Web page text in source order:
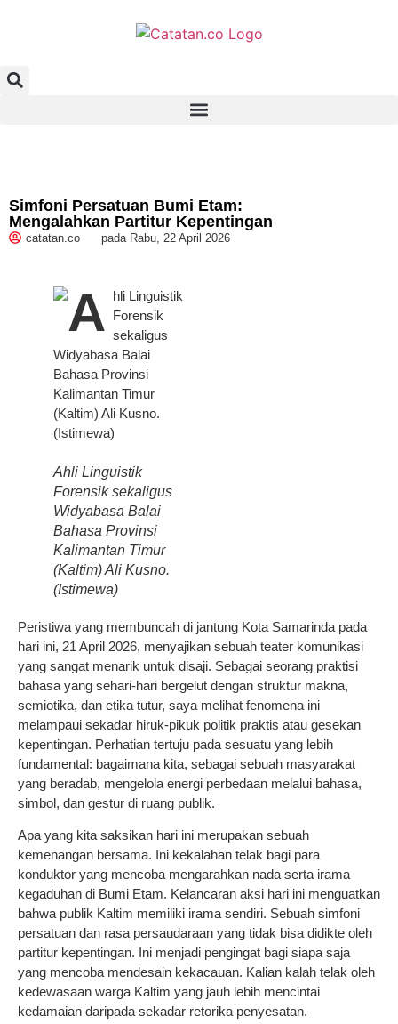
Simfoni Persatuan Bumi Etam:
Mengalahkan Partitur Kepentingan
catatan.co pada Rabu, 22 April 2026
Ahli Linguistik
Forensik sekaligus
Widyabasa Balai
Bahasa Provinsi
Kalimantan Timur
(Kaltim) Ali Kusno.
(Istimewa)
Peristiwa yang membuncah di jantung Kota Samarinda pada
hari ini, 21 April 2026, menyajikan sebuah teater komunikasi
yang sangat menarik untuk disaji. Sebagai seorang praktisi
bahasa yang sehari-hari bergelut dengan struktur makna,
semiotika, dan etika tutur, saya melihat fenomena ini
melampaui sekadar hiruk-pikuk politik praktis atau gesekan
kepentingan. Perhatian tertuju pada sesuatu yang lebih
fundamental: bagaimana kita, sebagai sebuah masyarakat
yang beradab, mengelola energi perbedaan melalui bahasa,
simbol, dan gestur di ruang publik.
Apa yang kita saksikan hari ini merupakan sebuah
kemenangan bersama. Ini kekalahan telak bagi para
konduktor yang mencoba mengarahkan nada serta irama
kegaduhan di Bumi Etam. Kelancaran aksi hari ini menguatkan
bahwa publik Kaltim memiliki irama sendiri. Sebuah simfoni
persatuan dan rasa persaudaraan yang tidak bisa didikte oleh
partitur kepentingan. Ini menjadi pengingat bagi siapa saja
yang mencoba mendesain kekacauan. Kalian kalah telak oleh
kedewasaan warga Kaltim yang jauh lebih mencintai
kedamaian daripada sekadar retorika penyesatan.